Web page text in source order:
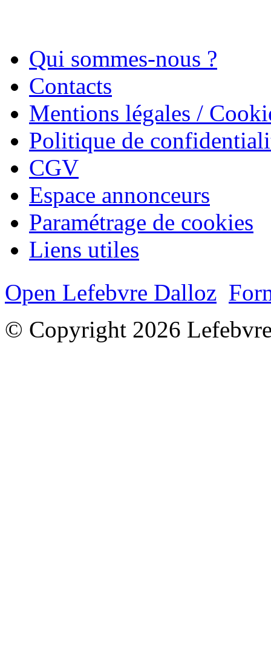
Qui sommes-nous ?
Contacts
Mentions légales /
Politique de
CGV
Espace annonceurs
Paramétrage de cookies
Liens utiles
Open Lefebvre Dalloz
© Copyright 2026